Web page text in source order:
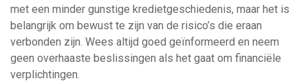
met een minder gunstige kredietgeschiedenis, maar het is
belangrijk om bewust te zijn van de risico’s die eraan
verbonden zijn. Wees altijd goed geïnformeerd en neem
geen overhaaste beslissingen als het gaat om financiële
verplichtingen.